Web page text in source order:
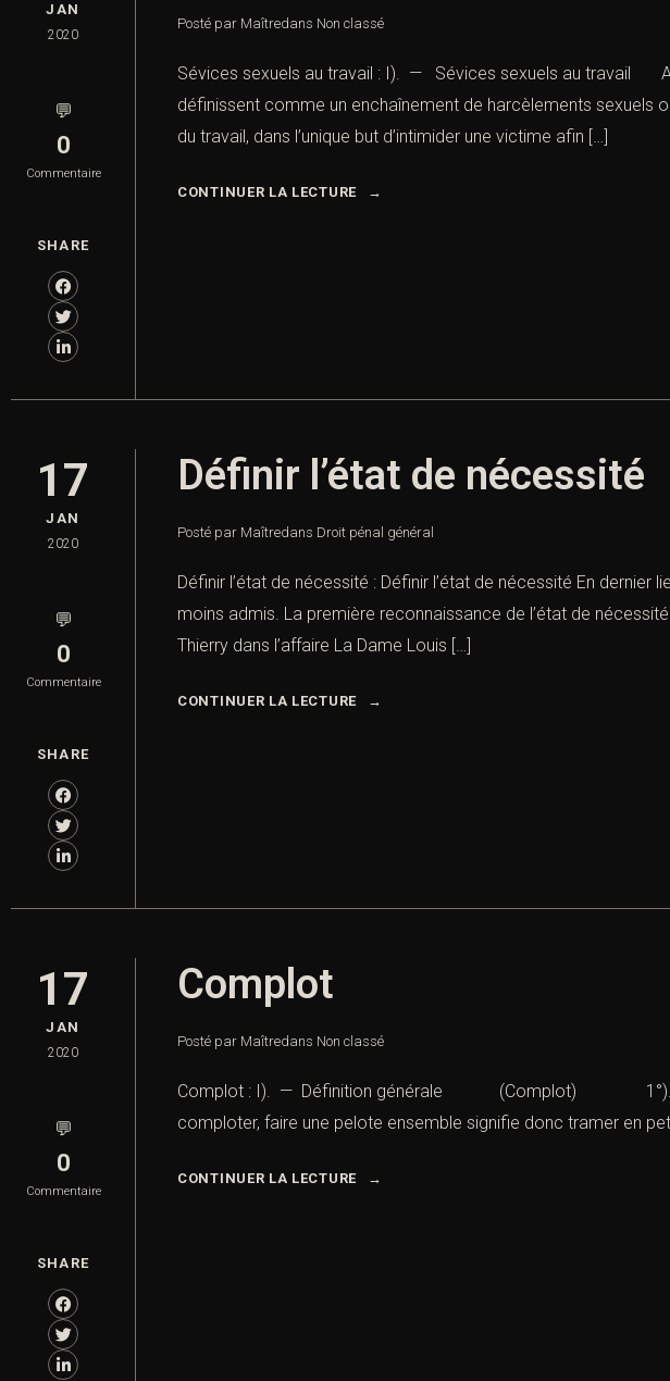
JAN
2020
💬
0
Commentaire
SHARE
Posté par Maîtredans Non classé
Sévices sexuels au travail : I). — Sévices sexuels au travail
définissent comme un enchaînement de harcèlements
du travail, dans l’unique but d’intimider une victime afin […]
CONTINUER LA LECTURE
17
JAN
2020
💬
0
Commentaire
SHARE
Définir l’état de nécessité
Posté par Maîtredans Droit pénal général
Définir l’état de nécessité : Définir l’état de nécessité En
moins admis. La première reconnaissance de l’état de
Thierry dans l’affaire La Dame Louis […]
CONTINUER LA LECTURE
17
JAN
2020
💬
0
Commentaire
SHARE
Complot
Posté par Maîtredans Non classé
Complot : I). — Définition générale (Complot) 1°). —
comploter, faire une pelote ensemble signifie donc tramer en
CONTINUER LA LECTURE